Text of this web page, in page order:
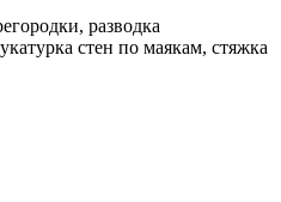
разводка
стен по маякам, стяжка